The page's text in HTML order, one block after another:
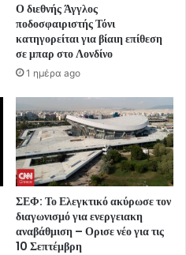
Ο διεθνής Άγγλος
ποδοσφαιριστής Τόνι
κατηγορείται για βίαιη επίθεση
σε μπαρ στο Λονδίνο
1 ημέρα ago
ΣΕΦ: Το Ελεγκτικό ακύρωσε τον
διαγωνισμό για ενεργειακη
αναβάθμιση – Ορισε νέο για τις
10 Σεπτέμβρη